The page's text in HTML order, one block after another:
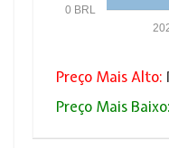
0 BRL
Preço Mais Alto:
Preço Mais Baixo: